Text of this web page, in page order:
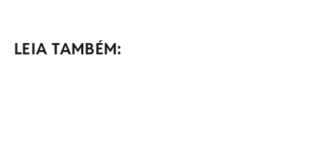
LEIA TAMBÉM: